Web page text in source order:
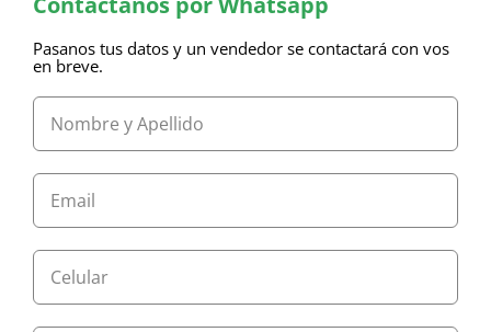
Pasanos tus datos y un vendedor se contactará con vos
en breve.